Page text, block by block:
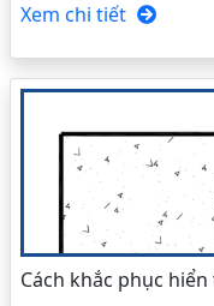
Xem chi tiết
Cách khắc phục